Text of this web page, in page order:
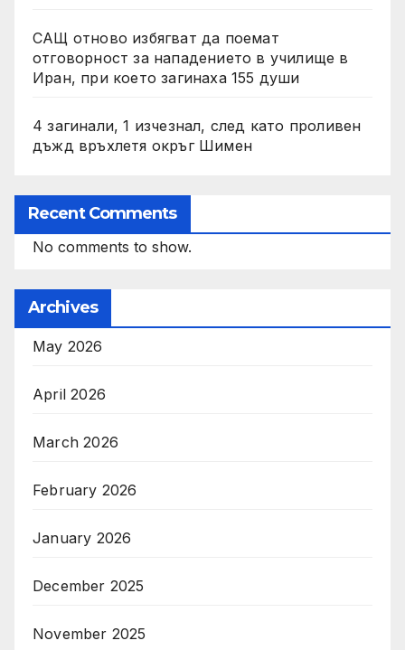
САЩ отново избягват да поемат
отговорност за нападението в училище в
Иран, при което загинаха 155 души
4 загинали, 1 изчезнал, след като проливен
дъжд връхлетя окръг Шимен
Recent Comments
No comments to show.
Archives
May 2026
April 2026
March 2026
February 2026
January 2026
December 2025
November 2025